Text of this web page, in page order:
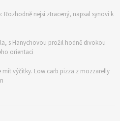
Rozhodně nejsi ztracený, napsal synovi k
s Hanychovou prožil hodně divokou
orientaci
výčitky. Low carb pizza z mozzarelly